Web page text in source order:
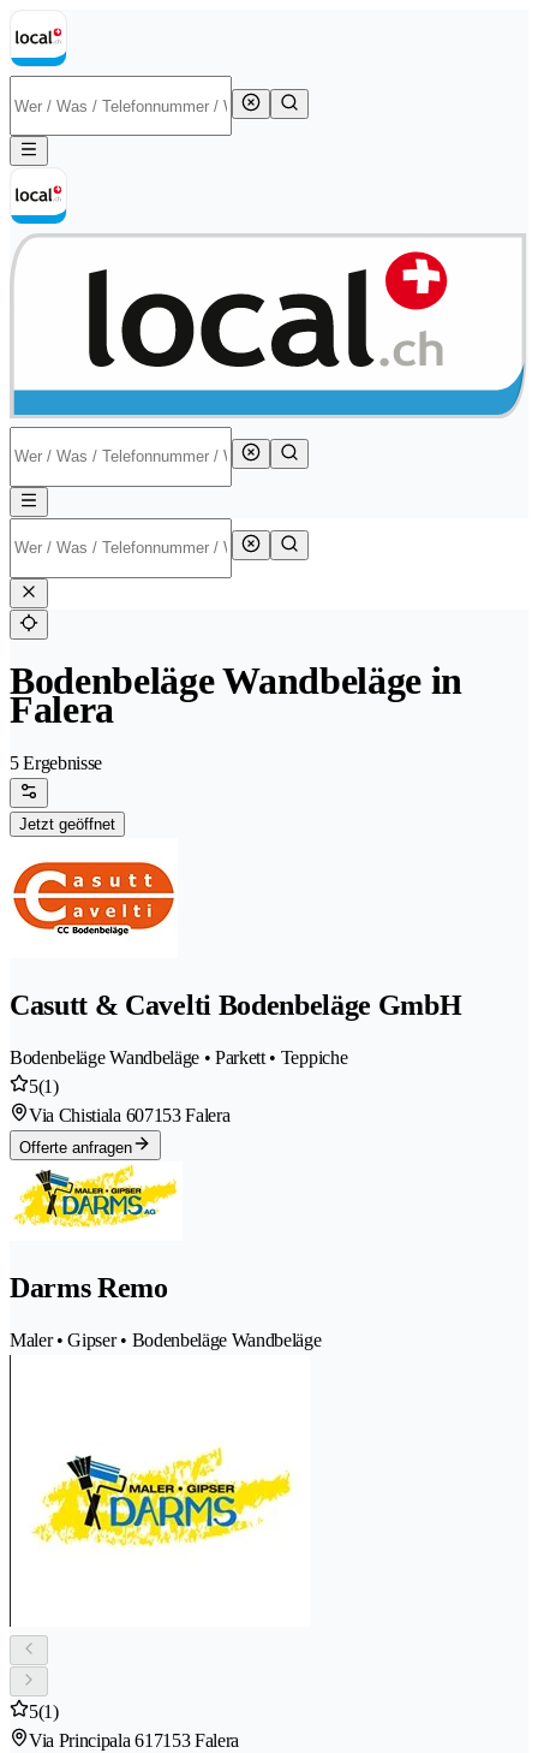
Bodenbeläge Wandbeläge in
Falera
5 Ergebnisse
Jetzt geöffnet
Casutt & Cavelti Bodenbeläge GmbH
Bodenbeläge Wandbeläge • Parkett • Teppiche
5(1)
Via Chistiala 607153 Falera
Offerte anfragen
Darms Remo
Maler • Gipser • Bodenbeläge Wandbeläge
5(1)
Via Principala 61 7153 Falera